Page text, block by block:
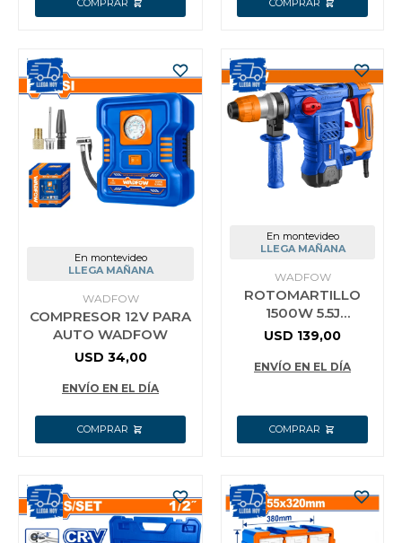
En montevideo
LLEGA MAÑANA
WADFOW
COMPRESOR 12V PARA
AUTO WADFOW
USD 34,00
ENVÍO EN EL DÍA
En montevideo
LLEGA MAÑANA
WADFOW
ROTOMARTILLO
1500W 5.5J
WADFOW
USD 139,00
ENVÍO EN EL DÍA